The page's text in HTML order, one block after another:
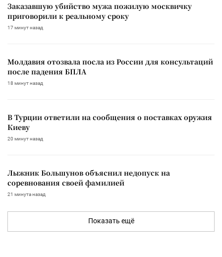
Заказавшую убийство мужа пожилую москвичку
приговорили к реальному сроку
17 минут назад
Молдавия отозвала посла из России для консультаций
после падения БПЛА
18 минут назад
В Турции ответили на сообщения о поставках оружия
Киеву
20 минут назад
Лыжник Большунов объяснил недопуск на
соревнования своей фамилией
21 минута назад
Показать ещё